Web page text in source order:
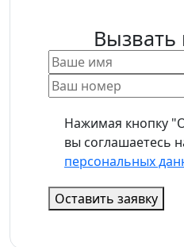
Вызвать
Нажимая кнопку
вы соглашаетесь
персональных
Оставить заявку